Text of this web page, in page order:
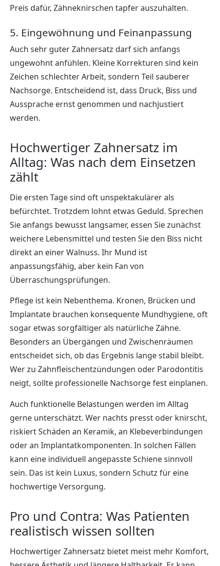
Preis dafür, Zähneknirschen tapfer auszuhalten.
5. Eingewöhnung und Feinanpassung
Auch sehr guter Zahnersatz darf sich anfangs
ungewohnt anfühlen. Kleine Korrekturen sind kein
Zeichen schlechter Arbeit, sondern Teil sauberer
Nachsorge. Entscheidend ist, dass Druck, Biss und
Aussprache ernst genommen und nachjustiert
werden.
Hochwertiger Zahnersatz im
Alltag: Was nach dem Einsetzen
zählt
Die ersten Tage sind oft unspektakulärer als
befürchtet. Trotzdem lohnt etwas Geduld. Sprechen
Sie anfangs bewusst langsamer, essen Sie zunächst
weichere Lebensmittel und testen Sie den Biss nicht
direkt an einer Walnuss. Ihr Mund ist
anpassungsfähig, aber kein Fan von
Überraschungsprüfungen.
Pflege ist kein Nebenthema. Kronen, Brücken und
Implantate brauchen konsequente Mundhygiene, oft
sogar etwas sorgfältiger als natürliche Zähne.
Besonders an Übergängen und Zwischenräumen
entscheidet sich, ob das Ergebnis lange stabil bleibt.
Wer zu Zahnfleischentzündungen oder Parodontitis
neigt, sollte professionelle Nachsorge fest einplanen.
Auch funktionelle Belastungen werden im Alltag
gerne unterschätzt. Wer nachts presst oder knirscht,
riskiert Schäden an Keramik, an Klebeverbindungen
oder an Implantatkomponenten. In solchen Fällen
kann eine individuell angepasste Schiene sinnvoll
sein. Das ist kein Luxus, sondern Schutz für eine
hochwertige Versorgung.
Pro und Contra: Was Patienten
realistisch wissen sollten
Hochwertiger Zahnersatz bietet meist mehr Komfort,